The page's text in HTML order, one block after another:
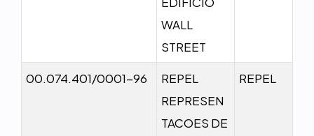
WALL
STREET
00.074.401/0001-96
REPEL
REPRESEN
TACOES DE
REPEL